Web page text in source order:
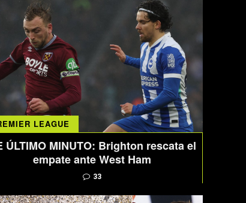
LEAGUE
ÚLTIMO MINUTO: Brighton rescata el
empate ante West Ham
33